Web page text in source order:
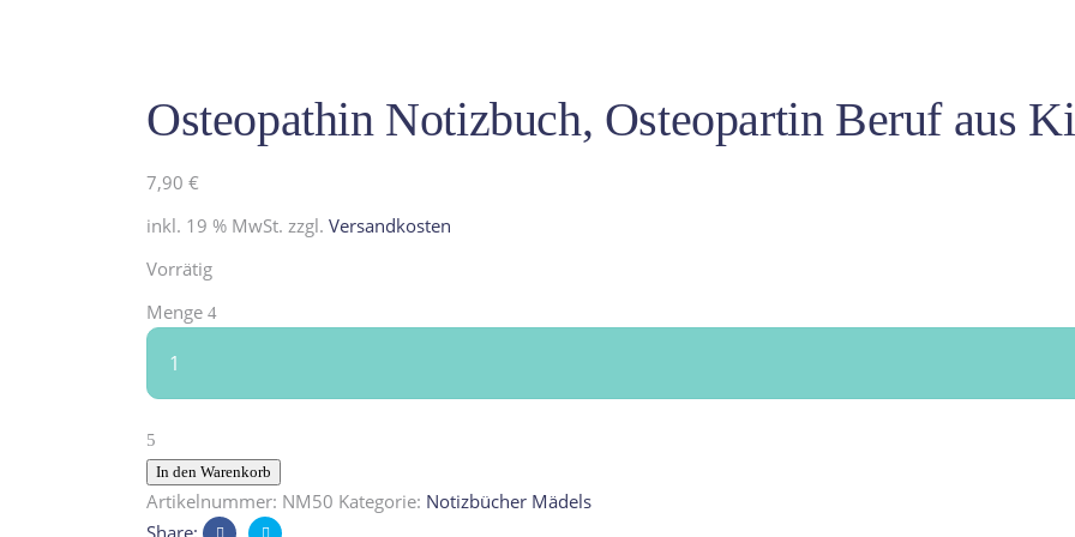
Osteopathin Notizbuch, Osteopartin Beruf aus
7,90 €
inkl. 19 % MwSt. zzgl. Versandkosten
Vorrätig
Osteopathin
Notizbuch,
Osteopartin
Beruf
aus
Kindermunde
quantity
Menge
In den Warenkorb
Artikelnummer: NM50 Kategorie: Notizbücher Mädels
Share: